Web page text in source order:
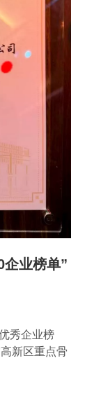
企业榜单”
秀企业榜
新区重点骨